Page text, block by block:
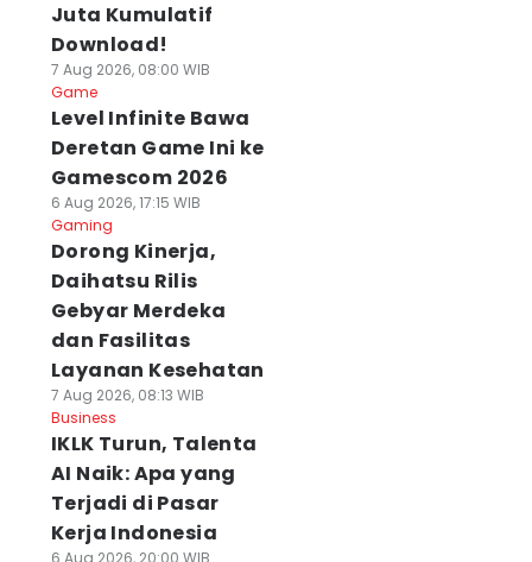
Juta Kumulatif
Download!
7 Aug 2026, 08:00 WIB
Game
Level Infinite Bawa
Deretan Game Ini ke
Gamescom 2026
6 Aug 2026, 17:15 WIB
Gaming
Dorong Kinerja,
Daihatsu Rilis
Gebyar Merdeka
dan Fasilitas
Layanan Kesehatan
7 Aug 2026, 08:13 WIB
Business
IKLK Turun, Talenta
AI Naik: Apa yang
Terjadi di Pasar
Kerja Indonesia
6 Aug 2026, 20:00 WIB